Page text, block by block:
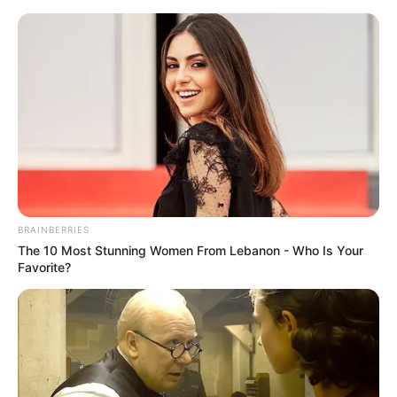
Como Fazer Tapete de Tecido –
Passo a Passo
BRAINBERRIES
The 10 Most Stunning Women From Lebanon - Who Is Your
Favorite?